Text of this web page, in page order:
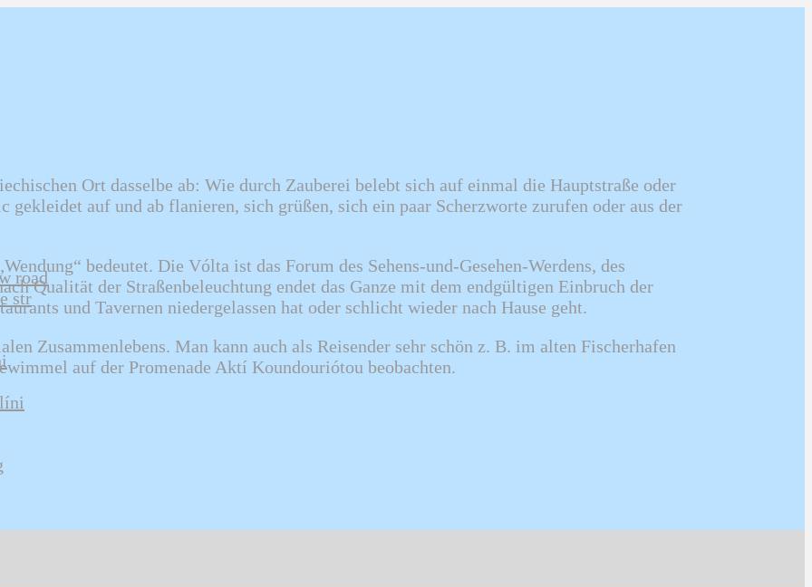
road
str
Ort dasselbe ab: Wie durch Zauberei belebt sich auf einmal die Hauptstraße oder
gekleidet auf und ab flanieren, sich grüßen, sich ein paar Scherzworte zurufen oder aus der
bedeutet. Die Vólta ist das Forum des Sehens-und-Gesehen-Werdens, des
Qualität der Straßenbeleuchtung endet das Ganze mit dem endgültigen Einbruch der
und Tavernen niedergelassen hat oder schlicht wieder nach Hause geht.
Zusammenlebens. Man kann auch als Reisender sehr schön z. B. im alten Fischerhafen
auf der Promenade Aktí Koundouriótou beobachten.